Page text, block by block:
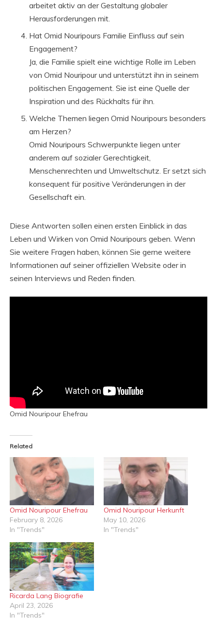
arbeitet aktiv an der Gestaltung globaler
Herausforderungen mit.
Hat Omid Nouripours Familie Einfluss auf sein
Engagement?
Ja, die Familie spielt eine wichtige Rolle im Leben
von Omid Nouripour und unterstützt ihn in seinem
politischen Engagement. Sie ist eine Quelle der
Inspiration und des Rückhalts für ihn.
Welche Themen liegen Omid Nouripours besonders
am Herzen?
Omid Nouripours Schwerpunkte liegen unter
anderem auf sozialer Gerechtigkeit,
Menschenrechten und Umweltschutz. Er setzt sich
konsequent für positive Veränderungen in der
Gesellschaft ein.
Diese Antworten sollen einen ersten Einblick in das
Leben und Wirken von Omid Nouripours geben. Wenn
Sie weitere Fragen haben, können Sie gerne weitere
Informationen auf seiner offiziellen Website oder in
seinen Interviews und Reden finden.
Omid Nouripour Ehefrau
Related
Omid Nouripour Ehefrau
February 8, 2026
In "Trends"
Omid Nouripour Herkunft
May 10, 2026
In "Trends"
Ricarda Lang Biografie
April 23, 2026
In "Trends"